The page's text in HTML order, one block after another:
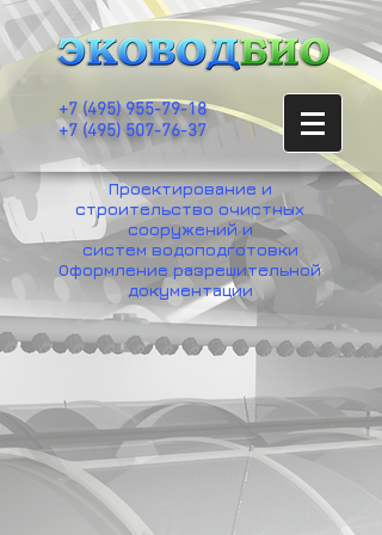
Проектирование и
строительство очистных
сооружений и
систем водоподготовки
Оформление разрешительной
документации
+7(495) 955-79-18
+7 (495) 507-76-37